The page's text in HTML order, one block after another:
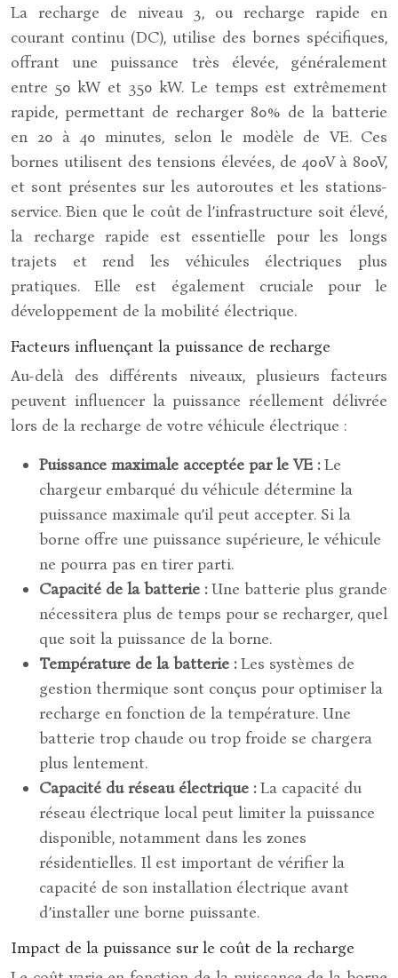
La recharge de niveau 3, ou recharge rapide en
courant continu (DC), utilise des bornes spécifiques,
offrant une puissance très élevée, généralement
entre 50 kW et 350 kW. Le temps est extrêmement
rapide, permettant de recharger 80% de la batterie
en 20 à 40 minutes, selon le modèle de VE. Ces
bornes utilisent des tensions élevées, de 400V à 800V,
et sont présentes sur les autoroutes et les stations-
service. Bien que le coût de l’infrastructure soit élevé,
la recharge rapide est essentielle pour les longs
trajets et rend les véhicules électriques plus
pratiques. Elle est également cruciale pour le
développement de la mobilité électrique.
Facteurs influençant la puissance de recharge
Au-delà des différents niveaux, plusieurs facteurs
peuvent influencer la puissance réellement délivrée
lors de la recharge de votre véhicule électrique :
Puissance maximale acceptée par le VE :Le
chargeur embarqué du véhicule détermine la
puissance maximale qu’il peut accepter. Si la
borne offre une puissance supérieure, le véhicule
ne pourra pas en tirer parti.
Capacité de la batterie :Une batterie plus grande
nécessitera plus de temps pour se recharger, quel
que soit la puissance de la borne.
Température de la batterie :Les systèmes de
gestion thermique sont conçus pour optimiser la
recharge en fonction de la température. Une
batterie trop chaude ou trop froide se chargera
plus lentement.
Capacité du réseau électrique :La capacité du
réseau électrique local peut limiter la puissance
disponible, notamment dans les zones
résidentielles. Il est important de vérifier la
capacité de son installation électrique avant
d’installer une borne puissante.
Impact de la puissance sur le coût de la recharge